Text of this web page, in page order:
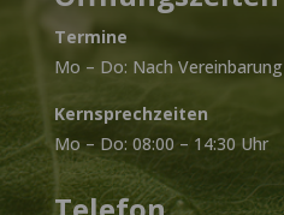
Termine
Mo – Do: Nach Vereinbarung
Kernsprechzeiten
Mo – Do: 08:00 – 14:30 Uhr